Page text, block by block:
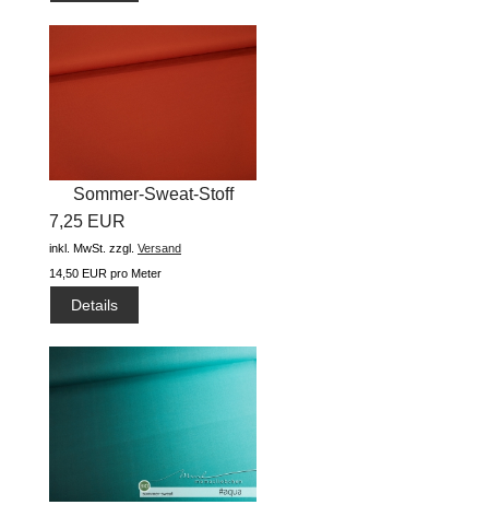
Sommer-Sweat-Stoff
7,25 EUR
inkl. MwSt. zzgl. Versand
14,50 EUR pro Meter
Details